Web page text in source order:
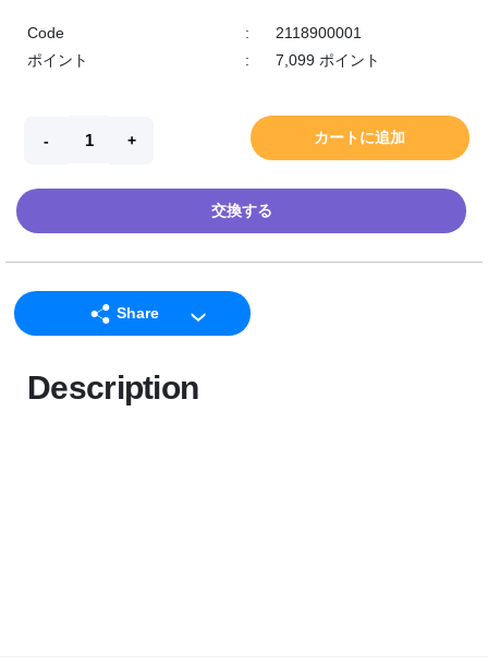
Code :
2118900001
ポイント
: 7,099 ポイント
カートに追加
交換する
Share
Facebook
Description